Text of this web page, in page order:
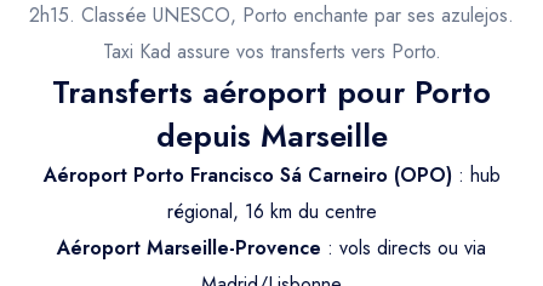
Taxis Aéroport
Trajet Gare SNCF
Trajet Port croisière
Trajet Séminaire
Trajet Longue Distance
Taxis aéroport
Réservation
Actualités & évènements
Contactez-nous
2h15. Classée UNESCO, Porto enchante par ses azulejos.
Taxi Kad assure vos transferts vers Porto.
Transferts aéroport pour Porto
depuis Marseille
Aéroport Porto Francisco Sá Carneiro (OPO): hub
régional, 16 km du centre
Aéroport Marseille-Provence : vols directs ou via